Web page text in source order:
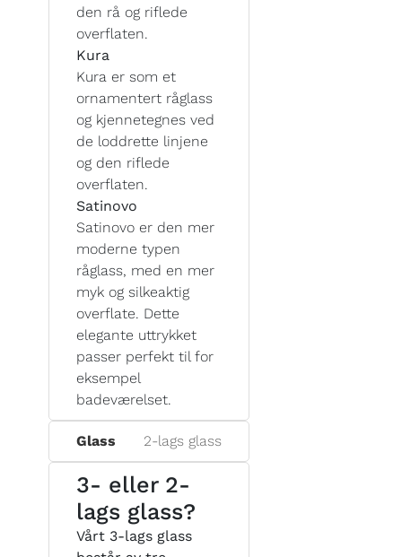
den rå og riflede
overflaten.
Kura
Kura er som et
ornamentert råglass
og kjennetegnes ved
de loddrette linjene
og den riflede
overflaten.
Satinovo
Satinovo er den mer
moderne typen
råglass, med en mer
myk og silkeaktig
overflate. Dette
elegante uttrykket
passer perfekt til for
eksempel
badeværelset.
Glass 2-lags glass
3- eller 2-
lags glass?
Vårt 3-lags glass